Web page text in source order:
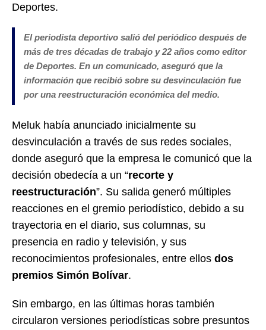
Deportes.
El periodista deportivo salió del periódico después de
más de tres décadas de trabajo y 22 años como editor
de Deportes. En un comunicado, aseguró que la
información que recibió sobre su desvinculación fue
por una reestructuración económica del medio.
Meluk había anunciado inicialmente su
desvinculación a través de sus redes sociales,
donde aseguró que la empresa le comunicó que la
decisión obedecía a un “recorte y
reestructuración”. Su salida generó múltiples
reacciones en el gremio periodístico, debido a su
trayectoria en el diario, sus columnas, su
presencia en radio y televisión, y sus
reconocimientos profesionales, entre ellos dos
premios Simón Bolívar.
Sin embargo, en las últimas horas también
circularon versiones periodísticas sobre presuntos